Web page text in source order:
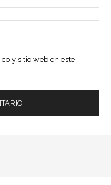
y sitio web en este